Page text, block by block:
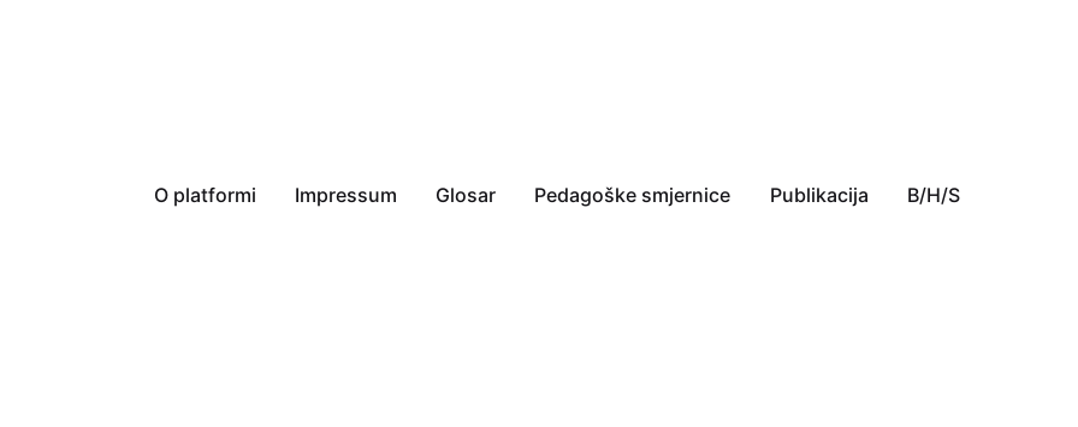
O platformi Impressum Glosar Pedagoške smjernice Publikacija B/H/S